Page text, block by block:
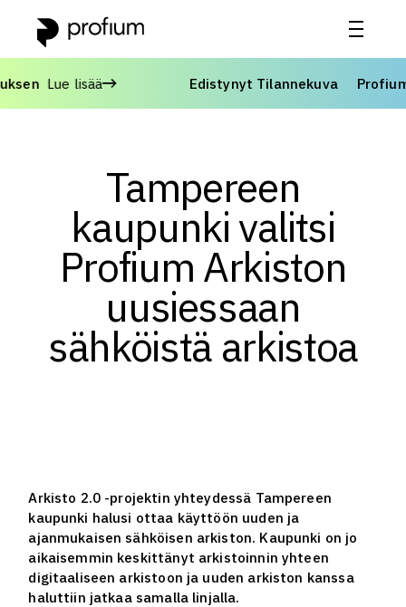
Lue lisää Edistynyt TilannekuvaProfium
Tampereen
kaupunki valitsi
Profium Arkiston
uusiessaan
sähköistä arkistoa
Arkisto 2.0 -projektin yhteydessä Tampereen
kaupunki halusi ottaa käyttöön uuden ja
ajanmukaisen sähköisen arkiston. Kaupunki on jo
aikaisemmin keskittänyt arkistoinnin yhteen
digitaaliseen arkistoon ja uuden arkiston kanssa
haluttiin jatkaa samalla linjalla.